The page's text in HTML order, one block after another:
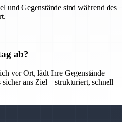
und Gegenstände sind während des
ab?
vor Ort, lädt Ihre Gegenstände
ans Ziel – strukturiert, schnell